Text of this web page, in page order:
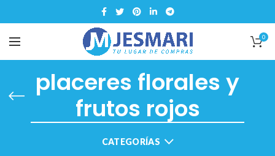
0
placeres florales y
frutos rojos
CATEGORÍAS